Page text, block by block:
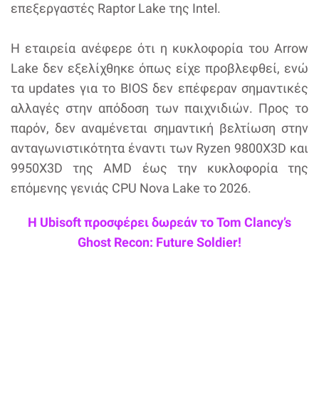
επεξεργαστές Raptor Lake της Intel.
Η εταιρεία ανέφερε ότι η κυκλοφορία του Arrow
Lake δεν εξελίχθηκε όπως είχε προβλεφθεί, ενώ
τα updates για το BIOS δεν επέφεραν σημαντικές
αλλαγές στην απόδοση των παιχνιδιών. Προς το
παρόν, δεν αναμένεται σημαντική βελτίωση στην
ανταγωνιστικότητα έναντι των Ryzen 9800X3D και
9950X3D της AMD έως την κυκλοφορία της
επόμενης γενιάς CPU Nova Lake το 2026.
Η Ubisoft προσφέρει δωρεάν το Tom Clancy’s
Ghost Recon: Future Soldier!